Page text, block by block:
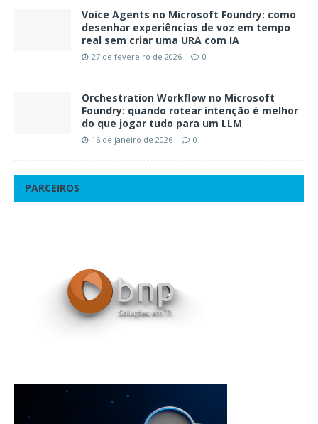
Voice Agents no Microsoft Foundry: como
desenhar experiências de voz em tempo
real sem criar uma URA com IA
27 de fevereiro de 2026 0
Orchestration Workflow no Microsoft
Foundry: quando rotear intenção é melhor
do que jogar tudo para um LLM
16 de janeiro de 2026 0
PARCEIROS